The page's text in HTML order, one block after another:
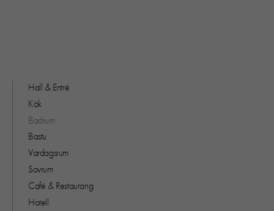
Hall & Entré
Kök
Badrum
Bastu
Vardagsrum
Sovrum
Café & Restaurang
Hotell